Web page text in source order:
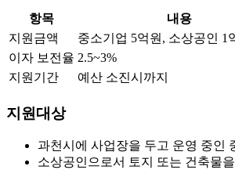
항목
내용
지원금액
중소기업 5억원, 소상공인 1
이자 보전율 2.5~3%
지원기간
예산 소진시까지
지원대상
과천시에 사업장을 두고 운영 중인
소상공인으로서 토지 또는 건축물